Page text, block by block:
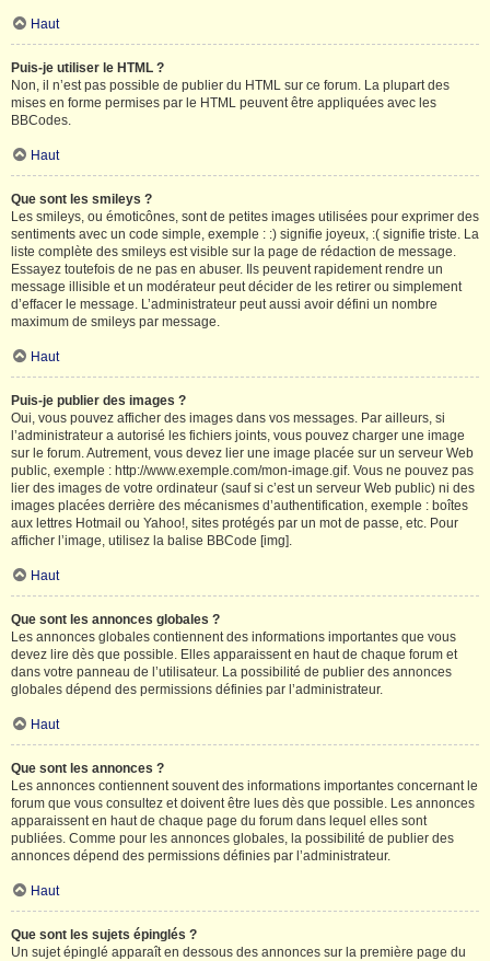
Haut
Puis-je utiliser le HTML ?
Non, il n’est pas possible de publier du HTML sur ce forum. La plupart des
mises en forme permises par le HTML peuvent être appliquées avec les
BBCodes.
Haut
Que sont les smileys ?
Les smileys, ou émoticônes, sont de petites images utilisées pour exprimer des
sentiments avec un code simple, exemple : :) signifie joyeux, :( signifie triste. La
liste complète des smileys est visible sur la page de rédaction de message.
Essayez toutefois de ne pas en abuser. Ils peuvent rapidement rendre un
message illisible et un modérateur peut décider de les retirer ou simplement
d’effacer le message. L’administrateur peut aussi avoir défini un nombre
maximum de smileys par message.
Haut
Puis-je publier des images ?
Oui, vous pouvez afficher des images dans vos messages. Par ailleurs, si
l’administrateur a autorisé les fichiers joints, vous pouvez charger une image
sur le forum. Autrement, vous devez lier une image placée sur un serveur Web
public, exemple : http://www.exemple.com/mon-image.gif. Vous ne pouvez pas
lier des images de votre ordinateur (sauf si c’est un serveur Web public) ni des
images placées derrière des mécanismes d’authentification, exemple : boîtes
aux lettres Hotmail ou Yahoo!, sites protégés par un mot de passe, etc. Pour
afficher l’image, utilisez la balise BBCode [img].
Haut
Que sont les annonces globales ?
Les annonces globales contiennent des informations importantes que vous
devez lire dès que possible. Elles apparaissent en haut de chaque forum et
dans votre panneau de l’utilisateur. La possibilité de publier des annonces
globales dépend des permissions définies par l’administrateur.
Haut
Que sont les annonces ?
Les annonces contiennent souvent des informations importantes concernant le
forum que vous consultez et doivent être lues dès que possible. Les annonces
apparaissent en haut de chaque page du forum dans lequel elles sont
publiées. Comme pour les annonces globales, la possibilité de publier des
annonces dépend des permissions définies par l’administrateur.
Haut
Que sont les sujets épinglés ?
Un sujet épinglé apparaît en dessous des annonces sur la première page du